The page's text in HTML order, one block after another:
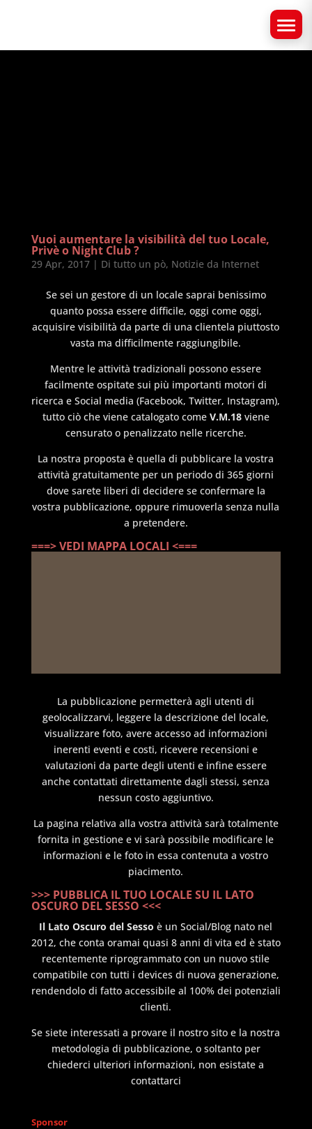
Vuoi aumentare la visibilità del tuo Locale,
Privè o Night Club ?
29 Apr, 2017| Di tutto un pò, Notizie da Internet
Se sei un gestore di un locale saprai benissimo
quanto possa essere difficile, oggi come oggi,
acquisire visibilità da parte di una clientela piuttosto
vasta ma difficilmente raggiungibile.
Mentre le attività tradizionali possono essere
facilmente ospitate sui più importanti motori di
ricerca e Social media (Facebook, Twitter, Instagram),
tutto ciò che viene catalogato come V.M.18viene
censurato o penalizzato nelle ricerche.
La nostra proposta è quella di pubblicare la vostra
attività gratuitamente per un periodo di 365 giorni
dove sarete liberi di decidere se confermare la
vostra pubblicazione, oppure rimuoverla senza nulla
a pretendere.
===> VEDI MAPPA LOCALI <===
La pubblicazione permetterà agli utenti di
geolocalizzarvi, leggere la descrizione del locale,
visualizzare foto, avere accesso ad informazioni
inerenti eventi e costi, ricevere recensioni e
valutazioni da parte degli utenti e infine essere
anche contattati direttamente dagli stessi, senza
nessun costo aggiuntivo.
La pagina relativa alla vostra attività sarà totalmente
fornita in gestione e vi sarà possibile modificare le
informazioni e le foto in essa contenuta a vostro
piacimento.
>>> PUBBLICA IL TUO LOCALE SU IL LATO
OSCURO DEL SESSO <<<
Il Lato Oscuro del Sesso è un Social/Blog nato nel
2012, che conta oramai quasi 8 anni di vita ed è stato
recentemente riprogrammato con un nuovo stile
compatibile con tutti i devices di nuova generazione,
rendendolo di fatto accessibile al 100% dei potenziali
clienti.
Se siete interessati a provare il nostro sito e la nostra
metodologia di pubblicazione, o soltanto per
chiederci ulteriori informazioni, non esistate a
contattarci
Sponsor